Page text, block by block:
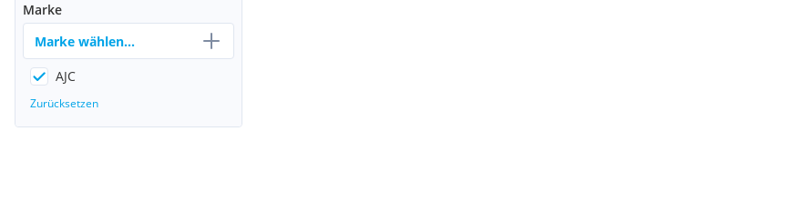
Marke
Marke wählen...
AJC
Zurücksetzen